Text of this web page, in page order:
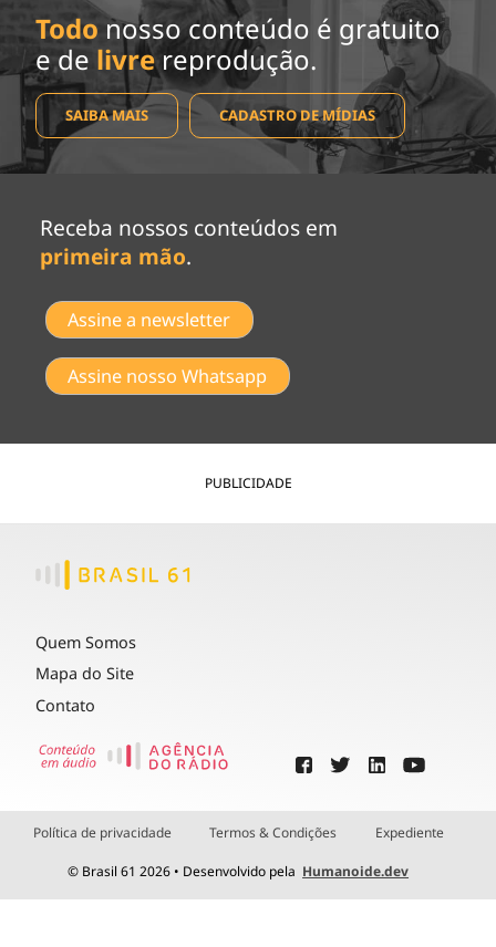
Todo nosso conteúdo é gratuito
e de livrereprodução.
SAIBA MAIS CADASTRO DE MÍDIAS
Receba nossos conteúdos em
primeira mão.
Assine a newsletter
Assine nosso Whatsapp
PUBLICIDADE
Quem Somos
Mapa do Site
Contato
Política de privacidade Termos & Condições Expediente
© Brasil 61 2026 • Desenvolvido pela Humanoide.dev